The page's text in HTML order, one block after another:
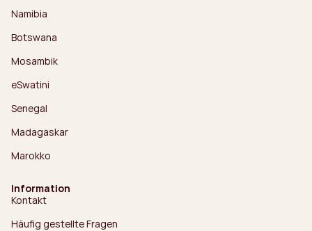
Namibia
Botswana
Mosambik
eSwatini
Senegal
Madagaskar
Marokko
Information
Kontakt
Häufig gestellte Fragen